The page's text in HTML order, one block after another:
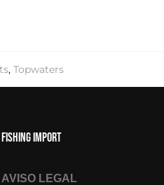
, Topwaters
Fishing Import
AVISO LEGAL